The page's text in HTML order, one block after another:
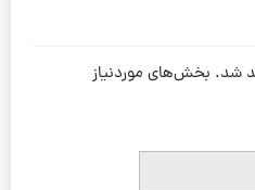
شد. بخش‌های موردنیاز